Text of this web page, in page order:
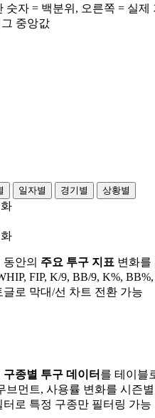
숫자 = 백분위, 오른쪽 = 실제
중앙값
일자별 경기별 상황별
동안의 주요 투구 지표 변화를
FIP, K/9, BB/9, K%,
글로 막대/선 차트 전환 가능
구종별 투구 데이터 를 테이블
브먼트, 사용률 변화를 시즌
터로 특정 구종만 필터링 가능